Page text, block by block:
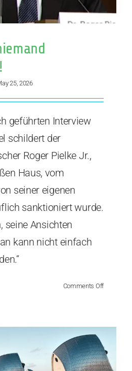
25, 2026
geführten Interview
schildert der
Roger Pielke Jr.,
Haus, vom
seiner eigenen
sanktioniert wurde.
seine Ansichten
kann nicht einfach
Comments Offon